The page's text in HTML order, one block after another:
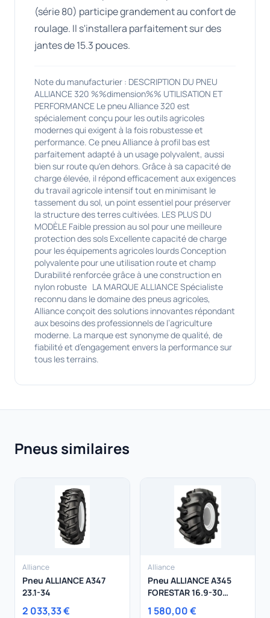
(série 80) participe grandement au confort de
roulage. Il s'installera parfaitement sur des
jantes de 15.3 pouces.
Note du manufacturier : DESCRIPTION DU PNEU
ALLIANCE 320 %%dimension%% UTILISATION ET
PERFORMANCE Le pneu Alliance 320 est
spécialement conçu pour les outils agricoles
modernes qui exigent à la fois robustesse et
performance. Ce pneu Alliance à profil bas est
parfaitement adapté à un usage polyvalent, aussi
bien sur route qu'en dehors. Grâce à sa capacité de
charge élevée, il répond efficacement aux exigences
du travail agricole intensif tout en minimisant le
tassement du sol, un point essentiel pour préserver
la structure des terres cultivées. LES PLUS DU
MODÈLE Faible pression au sol pour une meilleure
protection des sols Excellente capacité de charge
pour les équipements agricoles lourds Conception
polyvalente pour une utilisation route et champ
Durabilité renforcée grâce à une construction en
nylon robuste LA MARQUE ALLIANCE Spécialiste
reconnu dans le domaine des pneus agricoles,
Alliance conçoit des solutions innovantes répondant
aux besoins des professionnels de l’agriculture
moderne. La marque est synonyme de qualité, de
fiabilité et d’engagement envers la performance sur
tous les terrains.
Pneus similaires
Alliance
Pneu ALLIANCE A347
23.1-34
2 033,33 €
Alliance
Pneu ALLIANCE A345
FORESTAR 16.9-30
150A6
1 580,00 €